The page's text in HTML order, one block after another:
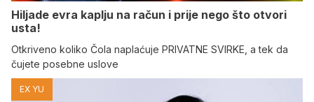
Hiljade evra kaplju na račun i prije nego što otvori
usta!
Otkriveno koliko Čola naplaćuje PRIVATNE SVIRKE, a tek da
čujete posebne uslove
EX YU